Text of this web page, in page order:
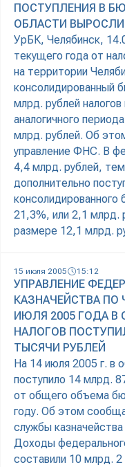
ПОСТУПЛЕНИЯ В
ОБЛАСТИ ВЫРОСЛИ
УрБК, Челябинск,
текущего года от
на территории
консолидированный
млрд. рублей
аналогичного
млрд. рублей. Об
управление ФНС. В
4,4 млрд. рублей,
дополнительно
21,3%, или 2,1 млрд.
размере 12,1 млрд.
15 июля 2005 15:12
УПРАВЛЕНИЕ
КАЗНАЧЕЙСТВА ПО
ИЮЛЯ 2005 ГОДА
НАЛОГОВ
ТЫСЯЧИ РУБЛЕЙ
На 14 июля 2005 г. в
поступило 14 млрд.
от общего объема
году. Об этом
службы
Доходы
составили 10 млрд.